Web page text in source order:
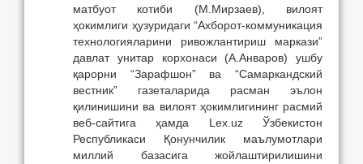
матбуот котиби (М.Мирзаев), вилоят
ҳокимлиги ҳузуридаги “Ахборот-коммуникация
технологияларини ривожлантириш маркази”
давлат унитар корхонаси (А.Анваров) ушбу
қарорни “Зарафшон” ва “Самаркандский
вестник” газеталарида расман эълон
қилинишини ва вилоят ҳокимлигининг расмий
веб-сайтига ҳамда Lex.uz Ўзбекистон
Республикаси Қонунчилик маълумотлари
миллий базасига жойлаштирилишини